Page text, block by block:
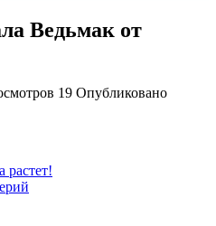
Ведьмак от
19 Опубликовано
растет!